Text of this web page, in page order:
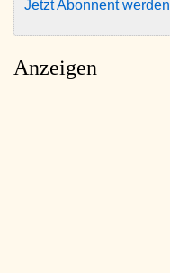
Jetzt Abonnent werden
Anzeigen